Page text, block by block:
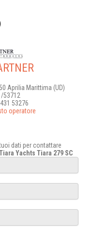
Aprilia Marittima (UD)
53712
53276
operatore
dati per contattare
Yachts Tiara 279 SC